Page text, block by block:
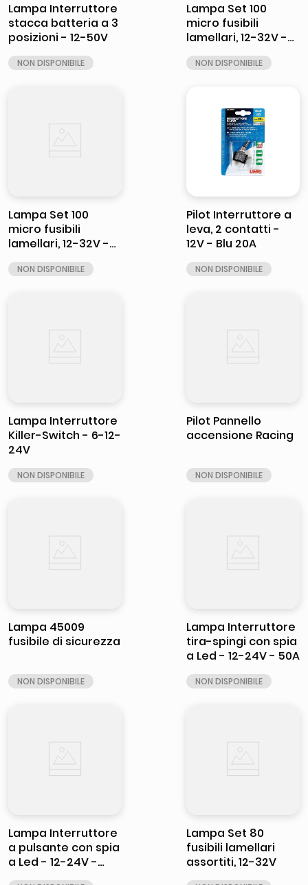
Lampa Interruttore
stacca batteria a 3
posizioni - 12-50V
Lampa Set 100
micro fusibili
lamellari, 12-32V -
20A
Lampa Set 100
micro fusibili
lamellari, 12-32V -
25A
Pilot Interruttore a
leva, 2 contatti -
12V - Blu 20A
Lampa Interruttore
Killer-Switch - 6-12-
24V
Pilot Pannello
accensione Racing
Lampa 45009
fusibile di sicurezza
Lampa Interruttore
tira-spingi con spia
a Led - 12-24V - 50A
Lampa Interruttore
a pulsante con spia
a Led - 12-24V -
Rosso
Lampa Set 80
fusibili lamellari
assortiti, 12-32V